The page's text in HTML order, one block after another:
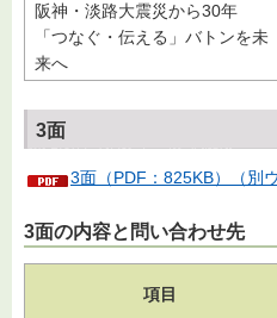
阪神・淡路大震災から30年
「つなぐ・伝える」バトンを未
来へ
3面
3面（PDF：825KB）（別
3面の内容と問い合わせ先
項目